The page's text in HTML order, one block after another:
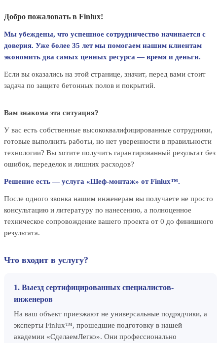
Добро пожаловать в Finlux!
Мы убеждены, что успешное сотрудничество начинается с
доверия. Уже более 35 лет мы помогаем нашим клиентам
экономить два самых ценных ресурса — время и деньги.
Если вы оказались на этой странице, значит, перед вами стоит
задача по защите бетонных полов и покрытий.
Вам знакома эта ситуация?
У вас есть собственные высококвалифицированные сотрудники,
готовые выполнить работы, но нет уверенности в правильности
технологии? Вы хотите получить гарантированный результат без
ошибок, переделок и лишних расходов?
Решение есть — услуга «Шеф-монтаж» от Finlux™.
После одного звонка нашим инженерам вы получаете не просто
консультацию и литературу по нанесению, а полноценное
техническое сопровождение вашего проекта от 0 до финишного
результата.
Что входит в услугу?
1. Выезд сертифицированных специалистов-
инженеров
На ваш объект приезжают не универсальные подрядчики, а
эксперты Finlux™, прошедшие подготовку в нашей
академии «СделаемЛегко». Они профессионально